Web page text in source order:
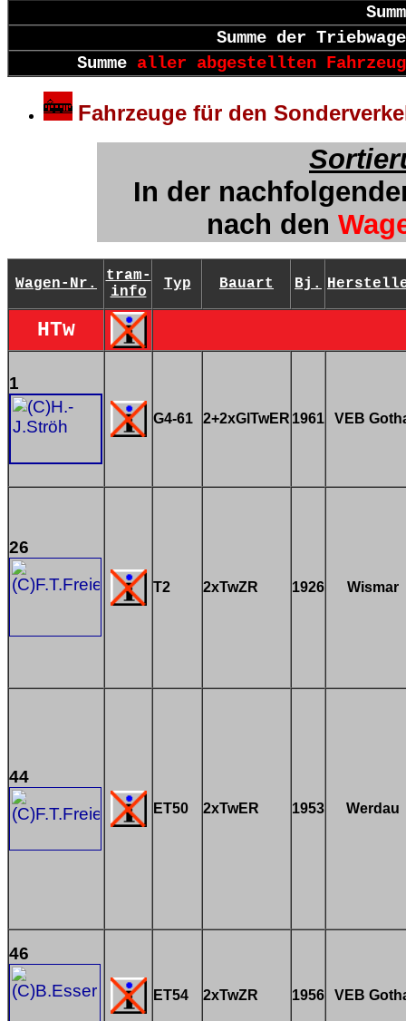
Summe der
Summe aller abgestellten
Fahrzeuge für den
In der
nach den
Wagen-Nr.
tram-
info
Typ Bauart Bj.
HTw
1
G4-61 2+2xGlTwER 1961 VEB
26
T2 2xTwZR 1926 Wismar
44
ET50 2xTwER 1953 Werdau
46
ET54 2xTwZR 1956 VEB